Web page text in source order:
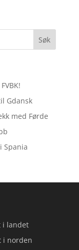
Gdansk
med Førde
Spania
i landet
i norden